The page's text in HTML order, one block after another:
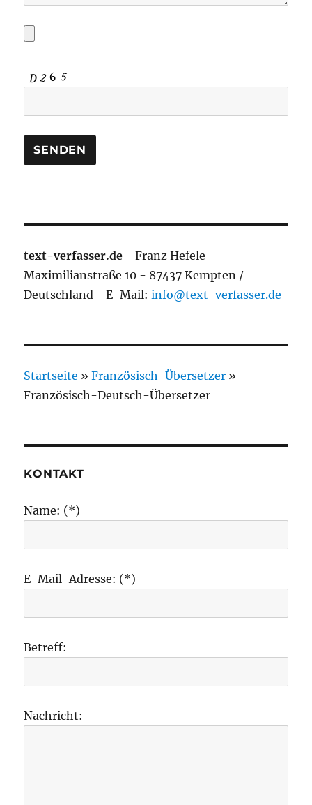
text-verfasser.de - Franz Hefele -
Maximilianstraße 10 - 87437 Kempten /
Deutschland - E-Mail:info@text-verfasser.de
Startseite »Französisch-Übersetzer »
Französisch-Deutsch-Übersetzer
KONTAKT
Name: (*)
E-Mail-Adresse: (*)
Betreff:
Nachricht: